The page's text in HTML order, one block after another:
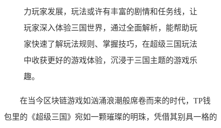
力玩家发展，玩法或许有丰富的剧情和任务线，让
玩家深入体验三国世界，通过全面解析，能帮助玩
家快速了解玩法规则、掌握技巧，在超级三国玩法
中收获更好的游戏体验，沉浸于三国主题的游戏乐
趣。
在当今区块链游戏如汹涌浪潮般席卷而来的时代，TP钱
包里的《超级三国》宛如一颗璀璨的明珠，凭借其别具一格的